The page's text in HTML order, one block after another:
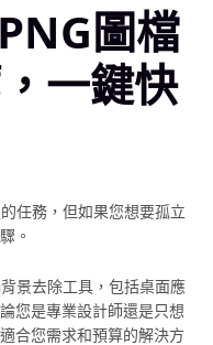
圖檔
一鍵快
任務，但如果您想要孤立
。
景去除工具，包括桌面應
您是專業設計師還是只想
合您需求和預算的解決方